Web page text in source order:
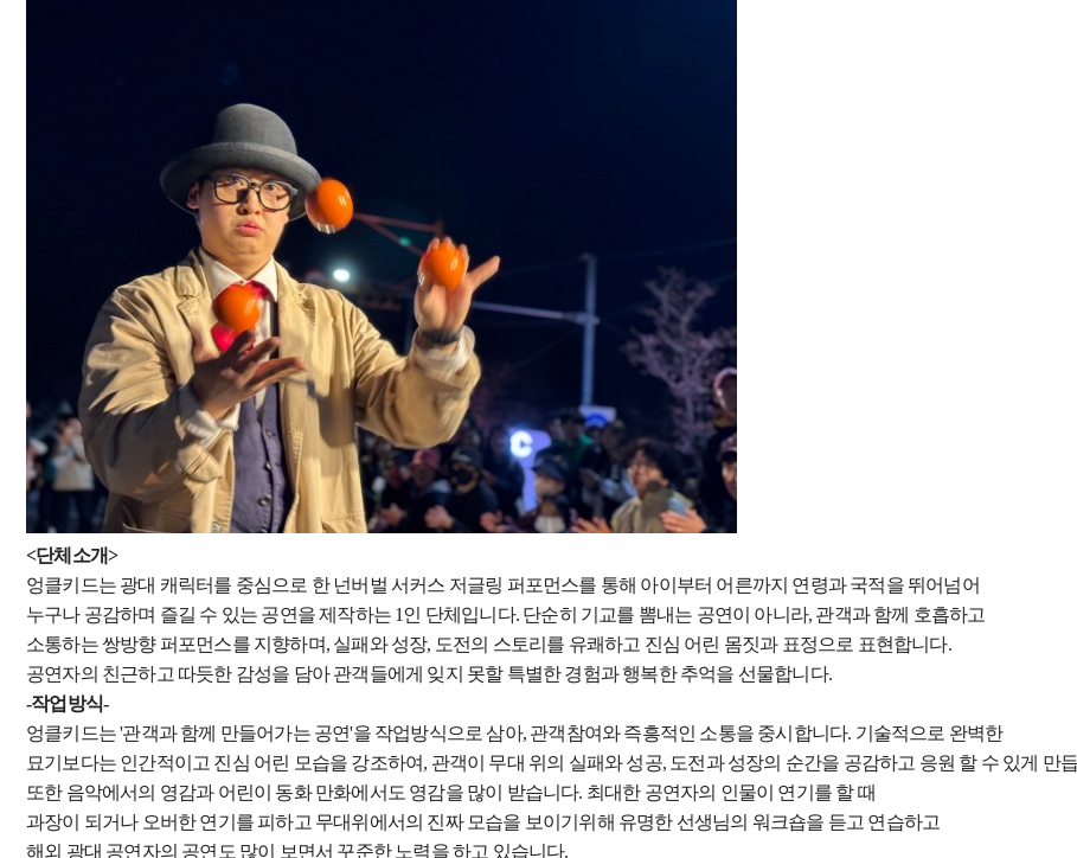
<단체소개>
엉클키드는 광대 캐릭터를 중심으로 한 넌버벌 서커스 저글링 퍼포먼스를 통해 아이부터 어른까지 연령과 국적을 뛰어넘어
누구나 공감하며 즐길 수 있는 공연을 제작하는 1인 단체입니다. 단순히 기교를 뽐내는 공연이 아니라, 관객과 함께 호흡하고
소통하는 쌍방향 퍼포먼스를 지향하며, 실패와 성장, 도전의 스토리를 유쾌하고 진심 어린 몸짓과 표정으로 표현합니다.
공연자의 친근하고 따듯한 감성을 담아 관객들에게 잊지 못할 특별한 경험과 행복한 추억을 선물합니다.
-작업방식-
엉클키드는 '관객과 함께 만들어가는 공연'을 작업방식으로 삼아, 관객참여와 즉흥적인 소통을 중시합니다. 기술적으로 완벽한
묘기보다는 인간적이고 진심 어린 모습을 강조하여, 관객이 무대 위의 실패와 성공, 도전과 성장의 순간을 공감하고 응원 할 수 있게 만
또한 음악에서의 영감과 어린이 동화 만화에서도 영감을 많이 받습니다. 최대한 공연자의 인물이 연기를 할 때
과장이 되거나 오버한 연기를 피하고 무대위에서의 진짜 모습을 보이기위해 유명한 선생님의 워크숍을 듣고 연습하고
해외 광대 공연자의 공연도 많이 보면서 꾸준한 노력을 하고 있습니다.